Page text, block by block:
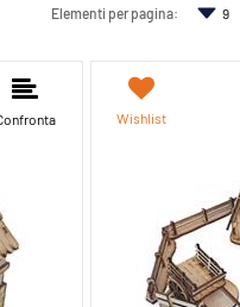
Elementi per pagina:
Wishlist